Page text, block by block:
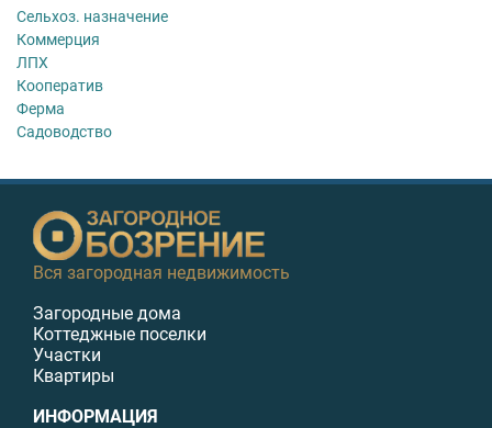
Сельхоз. назначение
Коммерция
ЛПХ
Кооператив
Ферма
Садоводство
Вся загородная недвижимость
Загородные дома
Коттеджные поселки
Участки
Квартиры
ИНФОРМАЦИЯ